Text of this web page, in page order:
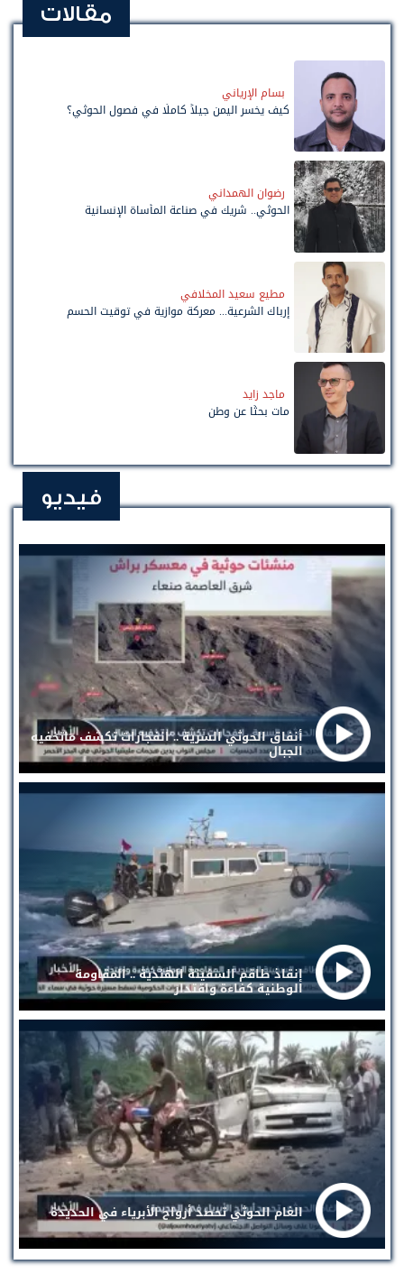
مقالات
بسام الإرياني
كيف يخسر اليمن جيلاً كاملًا في فصول الحوثي؟
رضوان الهمداني
الحوثي.. شريك في صناعة المأساة الإنسانية
مطيع سعيد المخلافي
إرباك الشرعية... معركة موازية في توقيت الحسم
ماجد زايد
مات بحثًا عن وطن
فيديو
أنفاق الحوثي السرية .. انفجارات تكشف ماتخفيه
الجبال
إنقاذ طاقم السفينة الهندية .. المقاومة
الوطنية كفاءة واقتدار
الغام الحوثي تحصد أرواح الأبرياء في الحديدة